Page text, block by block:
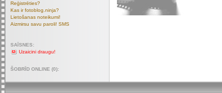
Reģistrēties?
Kas ir fotoblog.ninja?
Lietošanas noteikumi!
Aizmirsu savu paroli! SMS
SAĪSNES:
Uzaicini draugu!
ŠOBRĪD ONLINE (0):